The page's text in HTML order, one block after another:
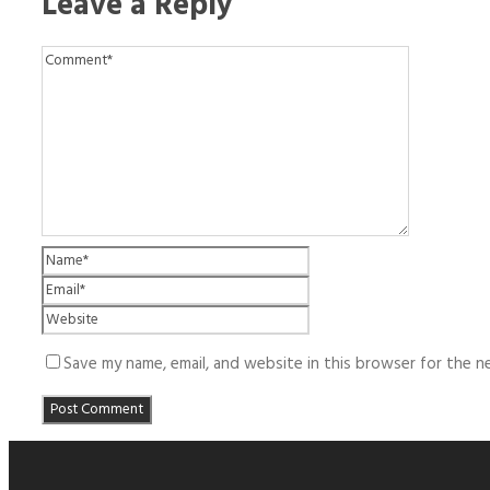
Save my name, email, and website in this browser for the